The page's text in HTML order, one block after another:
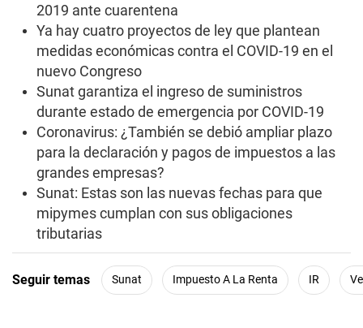
2019 ante cuarentena
Ya hay cuatro proyectos de ley que plantean
medidas económicas contra el COVID-19 en el
nuevo Congreso
Sunat garantiza el ingreso de suministros
durante estado de emergencia por COVID-19
Coronavirus: ¿También se debió ampliar plazo
para la declaración y pagos de impuestos a las
grandes empresas?
Sunat: Estas son las nuevas fechas para que
mipymes cumplan con sus obligaciones
tributarias
Seguir temas Sunat Impuesto A La Renta IR